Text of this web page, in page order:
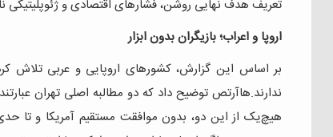
تعریف هدف نهایی روشن، فشارهای اقتصادی و ژئوپلیتیکی
اروپا و اعراب؛ بازیگران بدون ابزار
بر اساس این گزارش، کشورهای اروپایی و عربی تلاش
ندارند.هاآرتص توضیح داد که دو مطالبه اصلی تهران
هیچ‌یک از این دو، بدون موافقت مستقیم آمریکا و تا